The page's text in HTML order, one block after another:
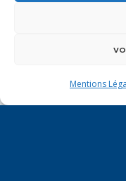
Mentions
en manque de
Virginie Duby-